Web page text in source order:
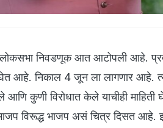
लोकसभा निवडणूक आत आटोपली आहे.
आहे. निकाल 4 जून ला लागणार आहे.
कुणी विरोधात केले याचीही माहिती
विरूद्ध भाजप असं चित्र दिसत आहे.